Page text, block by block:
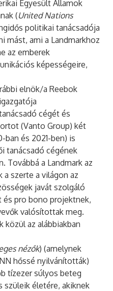
Egyesült Államok
(United Nations
politikai tanácsadója
mást, ami a Landmarkhoz
az emberek
képességeire,
elnök/a Reebok
cégét és
(Vanto Group) két
és 2021-ben) is
tanácsadó cégének
. Továbbá a Landmark az
a szerte a világon az
javát szolgáló
pro bono projektnek,
valósítottak meg.
közül az alábbiakban
nézők) (amelynek
hőssé nyilvánították)
tízezer súlyos beteg
szüleik életére, akiknek